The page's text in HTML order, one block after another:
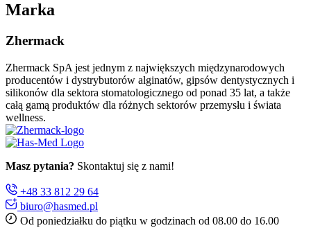
Marka
Zhermack
Zhermack SpA jest jednym z największych międzynarodowych
producentów i dystrybutorów alginatów, gipsów dentystycznych i
silikonów dla sektora stomatologicznego od ponad 35 lat, a także
całą gamą produktów dla różnych sektorów przemysłu i świata
wellness.
Masz pytania? Skontaktuj się z nami!
+48 33 812 29 64
biuro@hasmed.pl
Od poniedziałku do piątku w godzinach od 08.00 do 16.00